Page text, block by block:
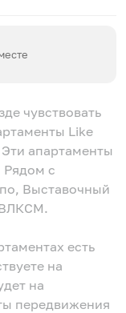
чувствовать
Like
апартаменты
Рядом с
Выставочный
ВЛКСМ.
есть
на
на
передвижения